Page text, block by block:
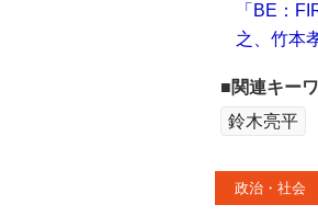
「BE：
之、竹本
■関連キー
鈴木亮平
政治・社会